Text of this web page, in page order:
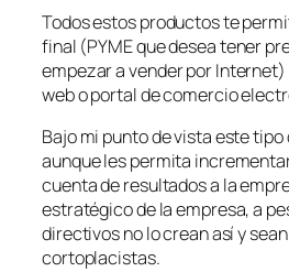
Todos estos productos te
final (PYME que desea tener
empezar a vender por
web o portal de comercio
Bajo mi punto de vista este
aunque les permita
cuenta de resultados a la
estratégico de la empresa, a
directivos no lo crean así y
cortoplacistas.